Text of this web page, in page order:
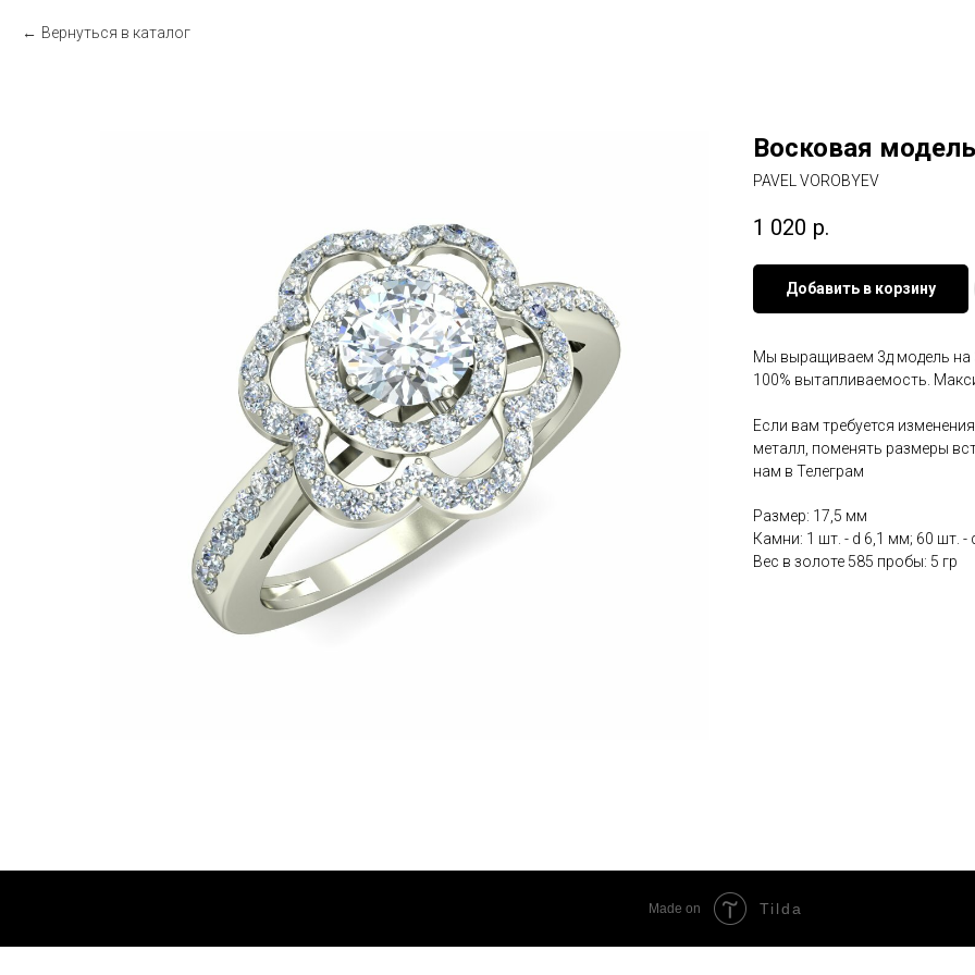
Вернуться в каталог
Восковая
PAVEL VOROBYEV
1 020 р.
Добавить в корзину
Мы выращиваем 3д модель на
100% вытапливаемость.
Если вам требуется
металл, поменять размеры
нам в Телеграм
Размер: 17,5 мм
Камни: 1 шт. - d 6,1 мм; 60 шт. -
Вес в золоте 585 пробы: 5 гр
Made on Tilda